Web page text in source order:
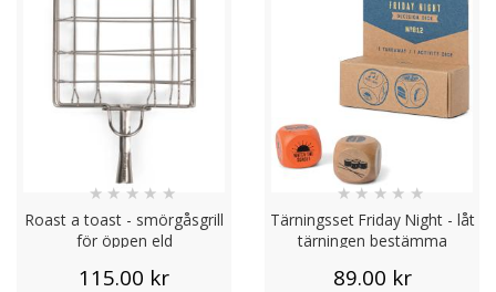
Roast a toast - smörgåsgrill
för öppen eld
★ ★ ★ ★ ★
115.00 kr
Tärningsset Friday Night - låt
tärningen bestämma
★★★ ★ ★
89.00 kr